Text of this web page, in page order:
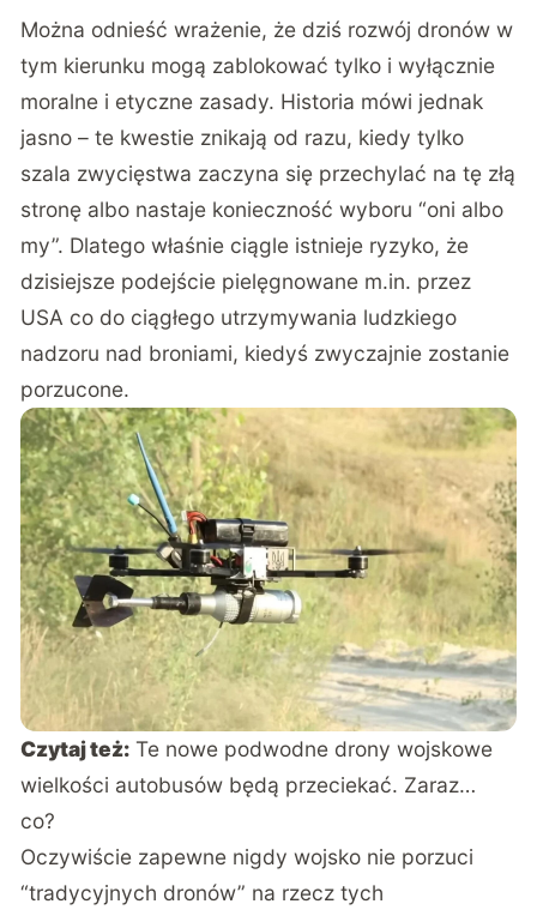
Można odnieść wrażenie, że dziś rozwój dronów w
tym kierunku mogą zablokować tylko i wyłącznie
moralne i etyczne zasady. Historia mówi jednak
jasno – te kwestie znikają od razu, kiedy tylko
szala zwycięstwa zaczyna się przechylać na tę złą
stronę albo nastaje konieczność wyboru “oni albo
my”. Dlatego właśnie ciągle istnieje ryzyko, że
dzisiejsze podejście pielęgnowane m.in. przez
USA co do ciągłego utrzymywania ludzkiego
nadzoru nad broniami, kiedyś zwyczajnie zostanie
porzucone.
Czytaj też: Te nowe podwodne drony wojskowe
wielkości autobusów będą przeciekać. Zaraz…
co?
Oczywiście zapewne nigdy wojsko nie porzuci
“tradycyjnych dronów” na rzecz tych